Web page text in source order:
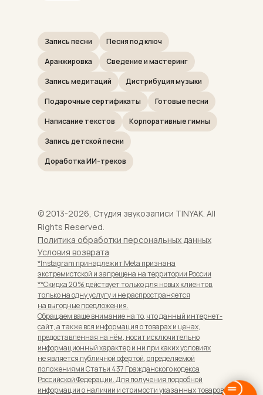
Запись песни
Песня под ключ
Аранжировка
Сведение и мастеринг
Запись медитаций
Дистрибуция музыки
Подарочные сертификаты
Готовые песни
Написание текстов
Корпоративные гимны
Запись детской песни
Доработка ИИ-треков
© 2013-2026, Студия звукозаписи TINYAK. All
Rights Reserved.
Политика обработки персональных данных
Условия возврата
*Instagram принадлежит Meta признана
экстремистской и запрещена на территории России
**Скидка 20% действует только для новых клиентов,
только на одну услугу и не распространяется
на выгодные предложения.
Обращаем ваше внимание на то, что данный интернет-
сайт, а также вся информация о товарах и ценах,
предоставленная на нём, носит исключительно
информационный характер и ни при каких условиях
не является публичной офертой, определяемой
положениями Статьи 437 Гражданского кодекса
Российской Федерации. Для получения подробной
информации о наличии и стоимости указанных товаров